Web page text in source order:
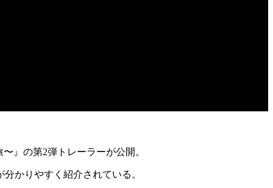
〜』の第2弾トレーラーが公開。
分かりやすく紹介されている。